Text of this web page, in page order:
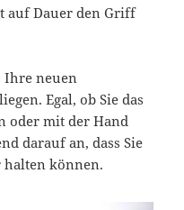
auf Dauer den Griff
Ihre neuen
Egal, ob Sie das
oder mit der Hand
darauf an, dass Sie
halten können.